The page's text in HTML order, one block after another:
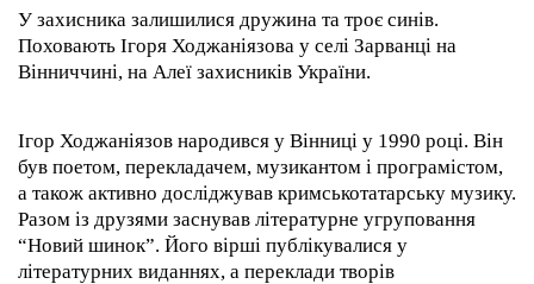
У захисника залишилися дружина та троє синів.
Поховають Ігоря Ходжаніязова у селі Зарванці на
Вінниччині, на Алеї захисників України.
Ігор Ходжаніязов народився у Вінниці у 1990 році. Він
був поетом, перекладачем, музикантом і програмістом,
а також активно досліджував кримськотатарську музику.
Разом із друзями заснував літературне угруповання
“Новий шинок”. Його вірші публікувалися у
літературних виданнях, а переклади творів